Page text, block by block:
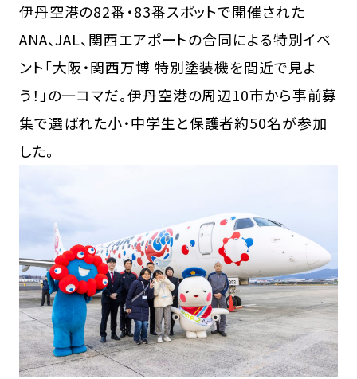
伊丹空港の82番・83番スポットで開催された
ANA、JAL、関西エアポートの合同による特別イベ
ント「大阪・関西万博 特別塗装機を間近で見よ
う！」の一コマだ。伊丹空港の周辺10市から事前募
集で選ばれた小・中学生と保護者約50名が参加
した。